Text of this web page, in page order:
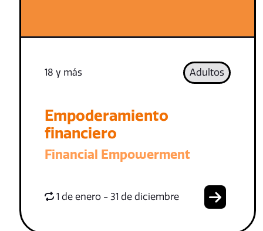
18 y más Adultos
Empoderamiento
financiero
Financial Empowerment
1 de enero - 31 de diciembre